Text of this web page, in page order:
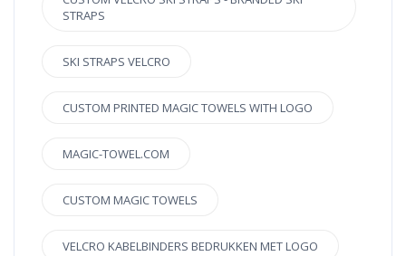
STRAPS
SKI STRAPS VELCRO
CUSTOM PRINTED MAGIC TOWELS WITH LOGO
MAGIC-TOWEL.COM
CUSTOM MAGIC TOWELS
VELCRO KABELBINDERS BEDRUKKEN MET LOGO